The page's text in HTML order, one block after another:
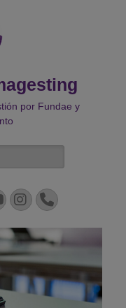
por Fundae y
Instagram
Teléfono